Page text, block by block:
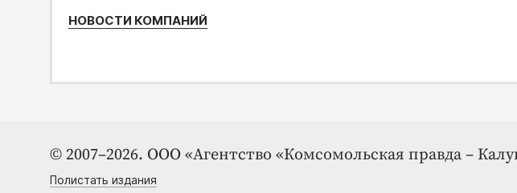
НОВОСТИ КОМПАНИЙ
© 2007–2026. ООО «Агентство «Комсомольская правда –
Полистать издания